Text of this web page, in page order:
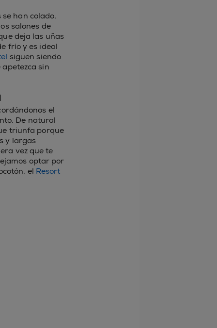
han colado,
salones de
deja las uñas
frío y es ideal
siguen siendo
sin
el
De natural
triunfa porque
y largas
vez que te
optar por
el Resort